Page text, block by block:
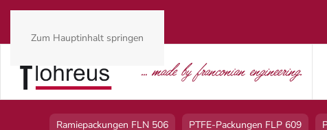
Zum Hauptinhalt springen
Ramiepackungen FLN 506 PTFE-Packungen FLP 609